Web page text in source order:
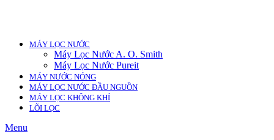
MÁY LỌC NƯỚC
Máy Lọc Nước A. O. Smith
Máy Lọc Nước Pureit
MÁY NƯỚC NÓNG
MÁY LỌC NƯỚC ĐẦU NGUỒN
MÁY LỌC KHÔNG KHÍ
LÕI LỌC
Menu